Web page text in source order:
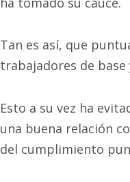
Tan es así, que
trabajadores de base
Esto a su vez ha
una buena relación
del cumplimiento